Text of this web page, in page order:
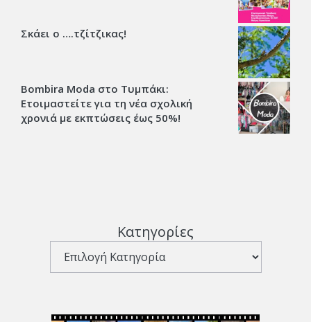
Σκάει ο ….τζίτζικας!
Bombira Moda στο Τυμπάκι:
Ετοιμαστείτε για τη νέα σχολική
χρονιά με εκπτώσεις έως 50%!
Κατηγορίες